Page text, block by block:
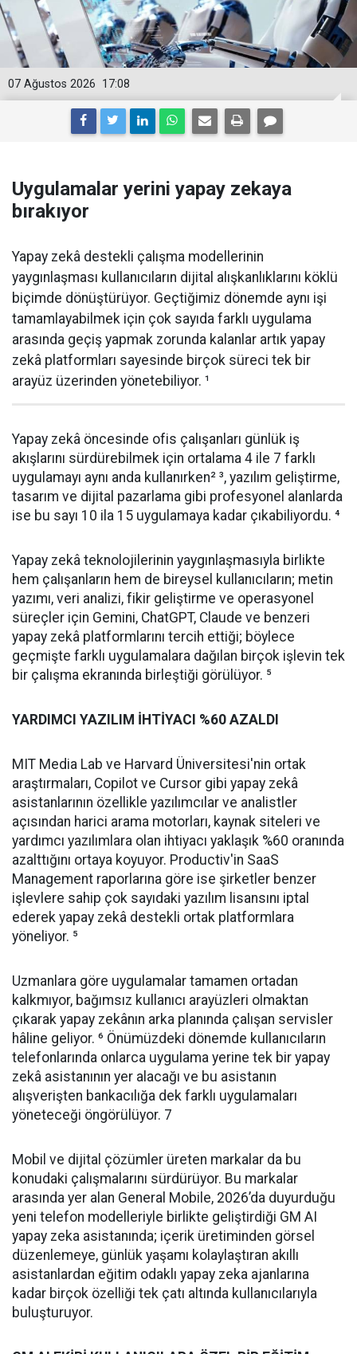
17:08
07 Ağustos 2026
Uygulamalar yerini yapay zekaya
bırakıyor
Yapay zekâ destekli çalışma modellerinin
yaygınlaşması kullanıcıların dijital alışkanlıklarını köklü
biçimde dönüştürüyor. Geçtiğimiz dönemde aynı işi
tamamlayabilmek için çok sayıda farklı uygulama
arasında geçiş yapmak zorunda kalanlar artık yapay
zekâ platformları sayesinde birçok süreci tek bir
arayüz üzerinden yönetebiliyor. ¹
Yapay zekâ öncesinde ofis çalışanları günlük iş
akışlarını sürdürebilmek için ortalama 4 ile 7 farklı
uygulamayı aynı anda kullanırken² ³, yazılım geliştirme,
tasarım ve dijital pazarlama gibi profesyonel alanlarda
ise bu sayı 10 ila 15 uygulamaya kadar çıkabiliyordu. ⁴
Yapay zekâ teknolojilerinin yaygınlaşmasıyla birlikte
hem çalışanların hem de bireysel kullanıcıların; metin
yazımı, veri analizi, fikir geliştirme ve operasyonel
süreçler için Gemini, ChatGPT, Claude ve benzeri
yapay zekâ platformlarını tercih ettiği; böylece
geçmişte farklı uygulamalara dağılan birçok işlevin tek
bir çalışma ekranında birleştiği görülüyor. ⁵
YARDIMCI YAZILIM İHTİYACI %60 AZALDI
MIT Media Lab ve Harvard Üniversitesi'nin ortak
araştırmaları, Copilot ve Cursor gibi yapay zekâ
asistanlarının özellikle yazılımcılar ve analistler
açısından harici arama motorları, kaynak siteleri ve
yardımcı yazılımlara olan ihtiyacı yaklaşık %60 oranında
azalttığını ortaya koyuyor. Productiv'in SaaS
Management raporlarına göre ise şirketler benzer
işlevlere sahip çok sayıdaki yazılım lisansını iptal
ederek yapay zekâ destekli ortak platformlara
yöneliyor. ⁵
Uzmanlara göre uygulamalar tamamen ortadan
kalkmıyor, bağımsız kullanıcı arayüzleri olmaktan
çıkarak yapay zekânın arka planında çalışan servisler
hâline geliyor. ⁶ Önümüzdeki dönemde kullanıcıların
telefonlarında onlarca uygulama yerine tek bir yapay
zekâ asistanının yer alacağı ve bu asistanın
alışverişten bankacılığa dek farklı uygulamaları
yöneteceği öngörülüyor. 7
Mobil ve dijital çözümler üreten markalar da bu
konudaki çalışmalarını sürdürüyor. Bu markalar
arasında yer alan General Mobile, 2026’da duyurduğu
yeni telefon modelleriyle birlikte geliştirdiği GM AI
yapay zeka asistanında; içerik üretiminden görsel
düzenlemeye, günlük yaşamı kolaylaştıran akıllı
asistanlardan eğitim odaklı yapay zeka ajanlarına
kadar birçok özelliği tek çatı altında kullanıcılarıyla
buluşturuyor.